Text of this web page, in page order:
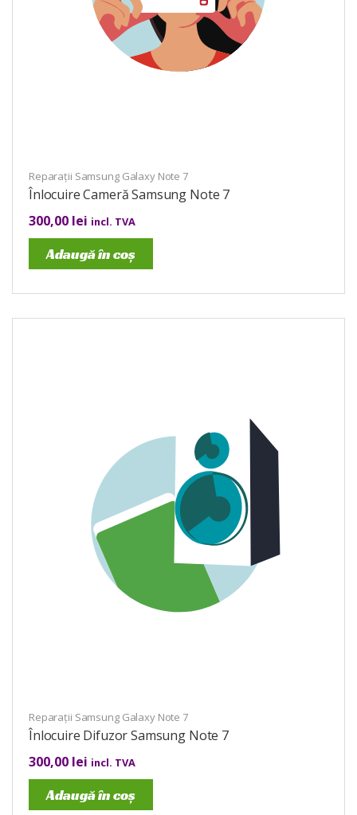
Reparații Samsung Galaxy Note 7
Înlocuire Cameră Samsung Note 7
300,00 lei incl. TVA
Adaugă în coș
Reparații Samsung Galaxy Note 7
Înlocuire Difuzor Samsung Note 7
300,00 lei incl. TVA
Adaugă în coș